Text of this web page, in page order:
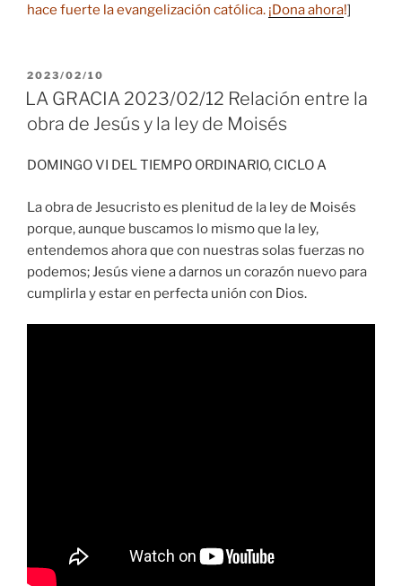
hace fuerte la evangelización católica. ¡Dona ahora!]
PUBLICADO
EL
2023/02/10
LA GRACIA 2023/02/12 Relación entre la
obra de Jesús y la ley de Moisés
DOMINGO VI DEL TIEMPO ORDINARIO, CICLO A
La obra de Jesucristo es plenitud de la ley de Moisés
porque, aunque buscamos lo mismo que la ley,
entendemos ahora que con nuestras solas fuerzas no
podemos; Jesús viene a darnos un corazón nuevo para
cumplirla y estar en perfecta unión con Dios.